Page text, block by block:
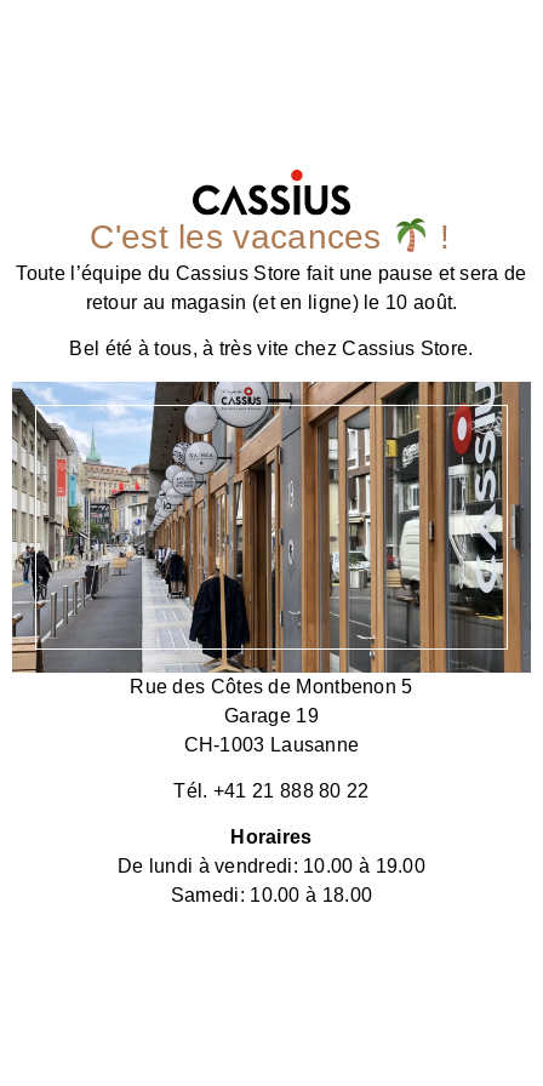
C'est les vacances !
Toute l’équipe du Cassius Store fait une pause et sera de
retour au magasin (et en ligne) le 10 août.
Bel été à tous, à très vite chez Cassius Store.
Rue des Côtes de Montbenon 5
Garage 19
CH-1003 Lausanne
Tél. +41 21 888 80 22
Horaires
De lundi à vendredi: 10.00 à 19.00
Samedi: 10.00 à 18.00